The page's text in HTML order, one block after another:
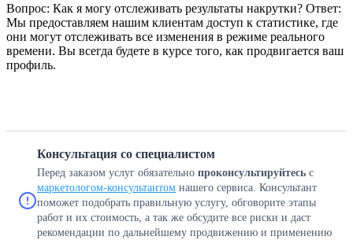
Вопрос: Как я могу отслеживать результаты накрутки? Ответ:
Мы предоставляем нашим клиентам доступ к статистике, где
они могут отслеживать все изменения в режиме реального
времени. Вы всегда будете в курсе того, как продвигается ваш
профиль.
Консультация со специалистом
Перед заказом услуг обязательно проконсультируйтесь с
маркетологом-консультантом нашего сервиса. Консультант
поможет подобрать правильную услугу, обговорите этапы
работ и их стоимость, а так же обсудите все риски и даст
рекомендации по дальнейшему продвижению и применению